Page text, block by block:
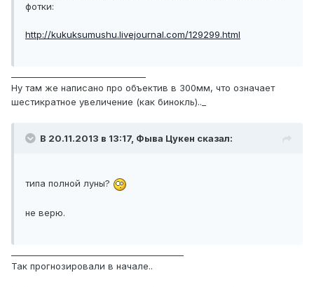
фотки:
http://kukuksumushu.livejournal.com/129299.html
Ну там же написано про объектив в 300мм, что означает
шестикратное увеличение (как бинокль).._
В 20.11.2013 в 13:17, Фыва Цукен сказал:
типа полной луны?
не верю.
Так прогнозировали в начале..